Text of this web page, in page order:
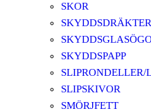
SKOR
SKYDDSDRÄKTER
SKYDDSPAPP
SLIPSKIVOR
SMÖRJFETT